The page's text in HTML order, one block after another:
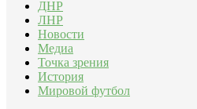
ДНР
ЛНР
Новости
Медиа
Точка зрения
История
Мировой футбол